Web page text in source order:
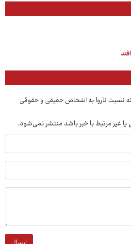
نسبت ناروا به اشخاص حقیقی و حقوقی
یا غیر مرتبط با خبر باشد منتشر نمی‌شود.